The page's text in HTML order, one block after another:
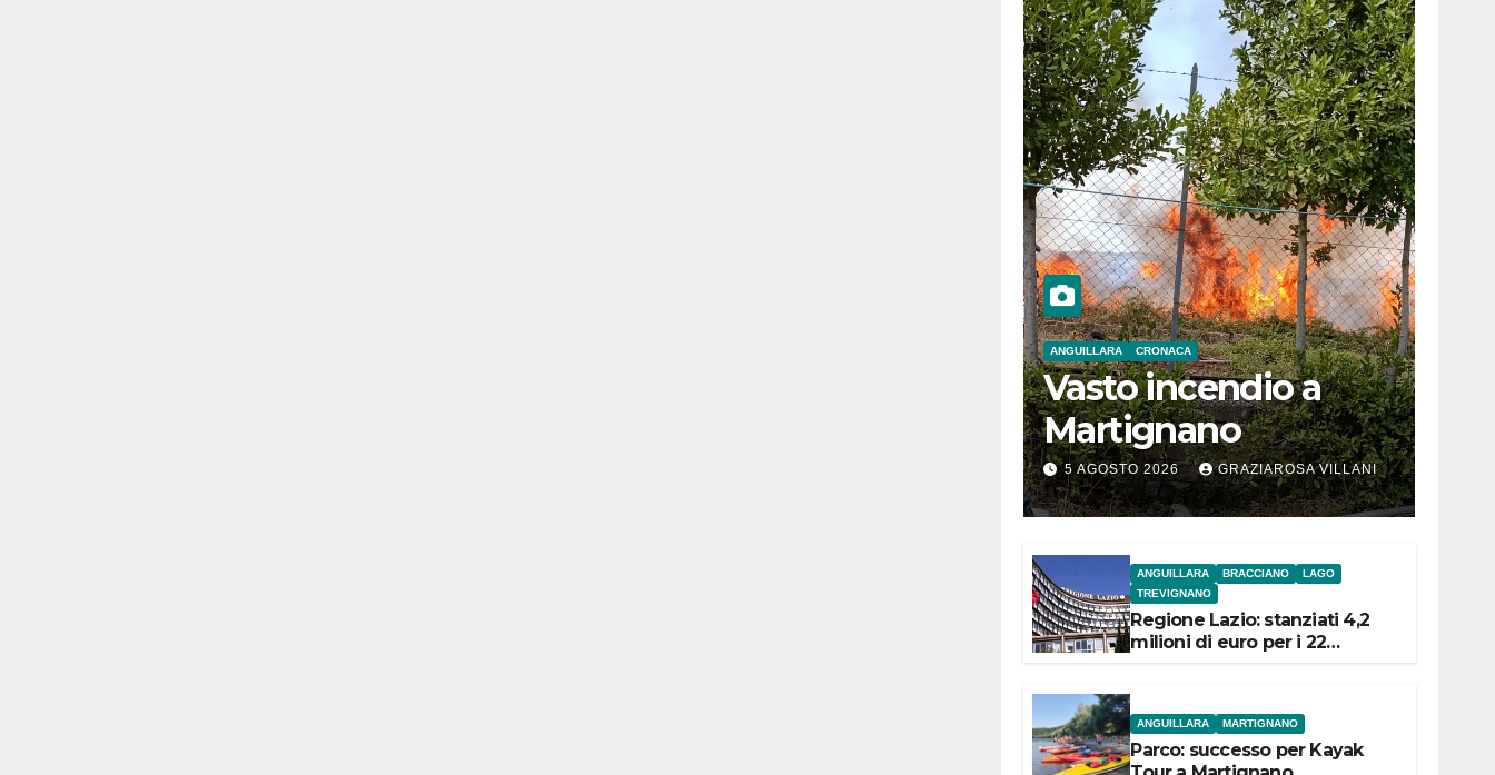
ANGUILLARA CRONACA
Vasto incendio a
Martignano
5 AGOSTO 2026 GRAZIAROSA VILLANI
ANGUILLARA BRACCIANO
LAGO
TREVIGNANO
Regione Lazio: stanziati 4,2
milioni di euro per i 22
ANGUILLARA MARTIGNANO
Parco: successo per Kayak